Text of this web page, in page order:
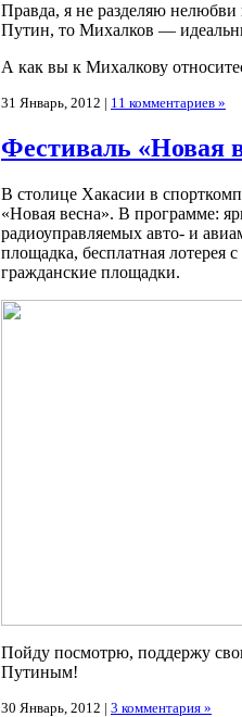
Правда, я не разделяю
Путин, то Михалков —
А как вы к Михалкову
31 Январь, 2012 | 11 комментариев »
Фестиваль «Новая
В столице Хакасии в
«Новая весна». В программе:
радиоуправляемых авто- и
площадка, бесплатная лотерея
гражданские площадки.
Пойду посмотрю, поддержу
Путиным!
30 Январь, 2012 | 3 комментария »